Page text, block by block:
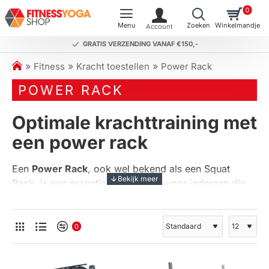
GRATIS VERZENDING VANAF €150,-
0
h
o
m
Fitness Kracht toestellen Power Rack
POWER RACK
Optimale krachttraining met
een power rack
Een Power Rack, ook wel bekend als een Squat
Rack, is een essentieel onderdeel voor iedereen die
zijn ontworpen om je te ondersteunen bij
compoundoefeningen zoals squats, bench presses en
shoulder presses. Met een power rack kun je veilig en
0